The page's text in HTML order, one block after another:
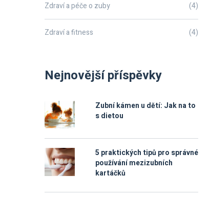
Zdraví a péče o zuby (4)
Zdraví a fitness (4)
Nejnovější příspěvky
Zubní kámen u dětí: Jak na to
s dietou
5 praktických tipů pro správné
používání mezizubních
kartáčků